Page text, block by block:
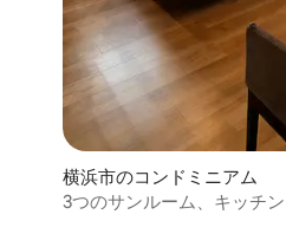
横浜市のコンドミニアム
3つのサンルーム、キッチ